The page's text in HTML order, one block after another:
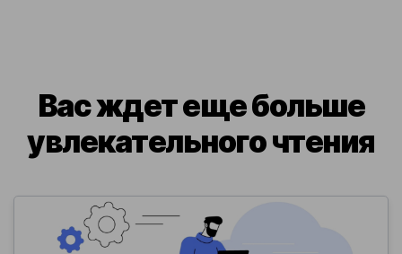
Вас ждет еще больше
увлекательного чтения